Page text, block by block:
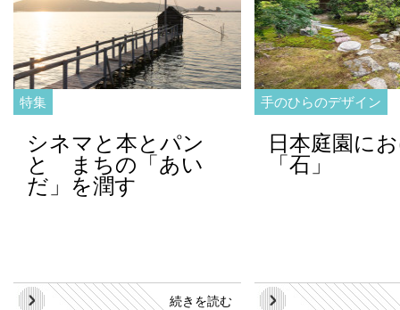
特集
シネマと本とパン
と まちの「あい
だ」を潤す
続きを読む
手のひらのデザイン
日本庭園に
「石」